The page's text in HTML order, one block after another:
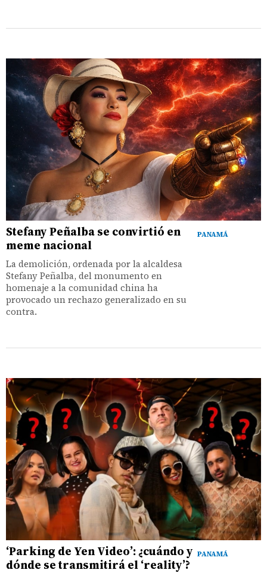
PANAMÁ
Stefany Peñalba se convirtió en
meme nacional
La demolición, ordenada por la alcaldesa
Stefany Peñalba, del monumento en
homenaje a la comunidad china ha
provocado un rechazo generalizado en su
contra.
PANAMÁ
‘Parking de Yen Video’: ¿cuándo y
dónde se transmitirá el ‘reality’?